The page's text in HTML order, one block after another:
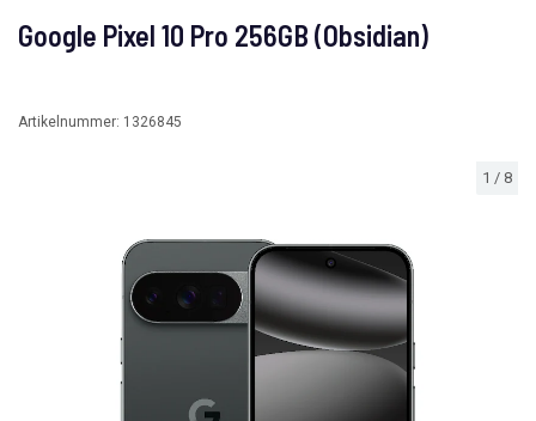
1 / 8
Google Pixel 10 Pro 256GB (Obsidian)
Artikelnummer: 1326845